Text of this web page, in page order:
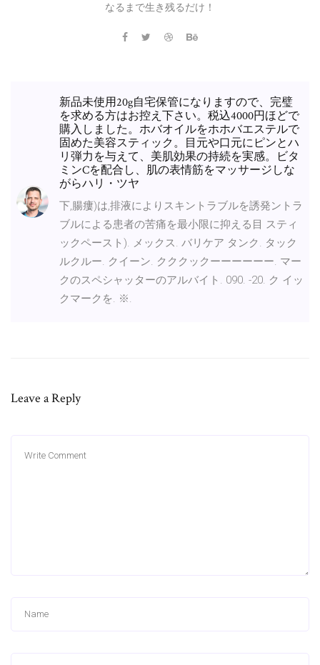
なるまで生き残るだけ！
新品未使用20g自宅保管になりますので、完璧
を求める方はお控え下さい。税込4000円ほどで
購入しました。ホバオイルをホホバエステルで
固めた美容スティック。目元や口元にピンとハ
リ弾力を与えて、美肌効果の持続を実感。ビタ
ミンCを配合し、肌の表情筋をマッサージしな
がらハリ・ツヤ
下,腸瘻)は,排液によりスキントラブルを誘発ントラ
ブルによる患者の苦痛を最小限に抑える目 スティ
ックペースト). メックス. バリケア タンク. タック
ルクルー. クイーン. クククックーーーーーー. マー
クのスペシャッターのアルバイト. 090. -20. ク イッ
クマークを. ※.
Leave a Reply